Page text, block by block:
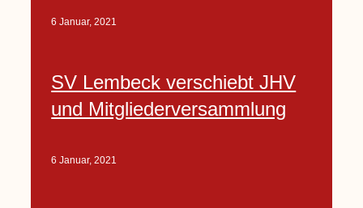
6 Januar, 2021
SV Lembeck verschiebt JHV
und Mitgliederversammlung
6 Januar, 2021